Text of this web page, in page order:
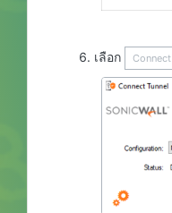
เลือก Connect